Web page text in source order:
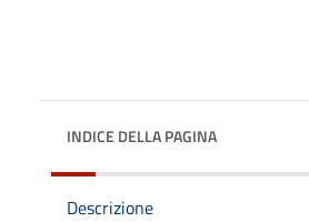
INDICE DELLA PAGINA
Descrizione